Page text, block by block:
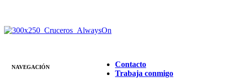
NAVEGACIÓN
Contacto
Trabaja conmigo